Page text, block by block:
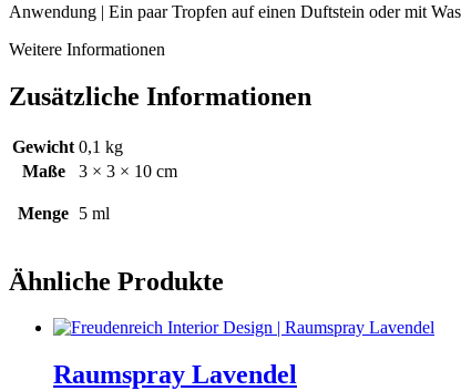
Anwendung | Ein paar Tropfen auf einen Duftstein oder mit
Weitere Informationen
Zusätzliche Informationen
Gewicht 0,1 kg
Maße
3 × 3 × 10 cm
Menge 5 ml
Ähnliche Produkte
Raumspray Lavendel